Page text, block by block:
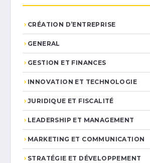
CRÉATION D’ENTREPRISE
GENERAL
GESTION ET FINANCES
INNOVATION ET TECHNOLOGIE
JURIDIQUE ET FISCALITÉ
LEADERSHIP ET MANAGEMENT
MARKETING ET COMMUNICATION
STRATÉGIE ET DÉVELOPPEMENT